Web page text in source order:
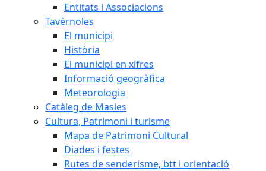
Entitats i Associacions
Tavèrnoles
El municipi
Història
El municipi en xifres
Informació geogràfica
Meteorologia
Catàleg de Masies
Cultura, Patrimoni i turisme
Mapa de Patrimoni Cultural
Diades i festes
Rutes de senderisme, btt i orientació